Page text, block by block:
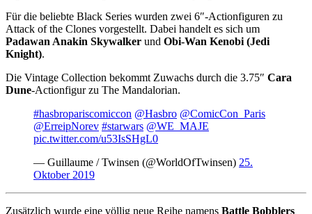
Für die beliebte Black Series wurden zwei 6″-Actionfiguren zu
Attack of the Clones vorgestellt. Dabei handelt es sich um
Padawan Anakin Skywalker und Obi-Wan Kenobi (Jedi
Knight).
Die Vintage Collection bekommt Zuwachs durch die 3.75″ Cara
Dune-Actionfigur zu The Mandalorian.
#hasbropariscomiccon @Hasbro @ComicCon_Paris
@ErreipNorev #starwars @WE_MAJE
pic.twitter.com/u53IsSHgL0
— Guillaume / Twinsen (@WorldOfTwinsen) 25.
Oktober 2019
Zusätzlich wurde eine völlig neue Reihe namens Battle Bobblers